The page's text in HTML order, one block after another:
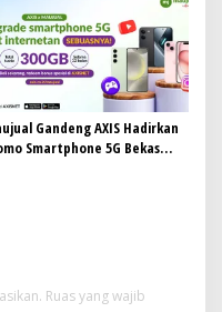
Gandeng AXIS Hadirkan
Smartphone 5G Bekas
Ruas yang wajib